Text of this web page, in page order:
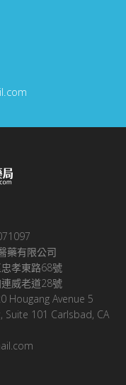
藥有限公司
孝東路68號
威老道28號
Hougang Avenue 5
101 Carlsbad, CA